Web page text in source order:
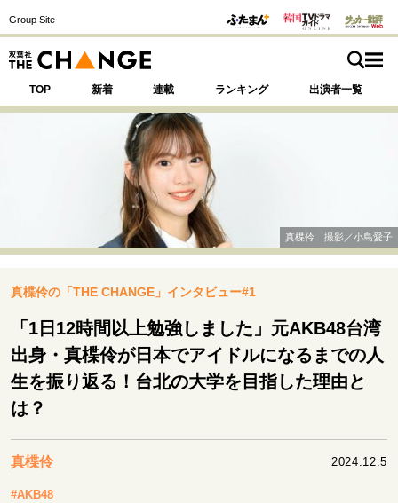
Group Site
TOP 新着 連載 ランキング 出演者一覧
注目の記事テーマで探す
運命を変えた出会い 決断の裏側
表現者の葛藤
人生が動いた日 10代の挫折と原点
キャリア・働き方
大人の学び直し
真楪伶 撮影／小島愛子
真楪伶の「THE CHANGE」インタビュー#1
「1日12時間以上勉強しました」元AKB48台湾
出身・真楪伶が日本でアイドルになるまでの人
生を振り返る！台北の大学を目指した理由と
は？
真楪伶 2024.12.5
#AKB48